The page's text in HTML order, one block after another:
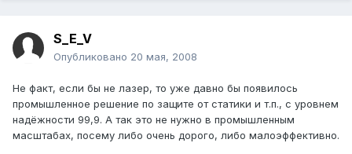
S_E_V
Опубликовано 20 мая, 2008
Не факт, если бы не лазер, то уже давно бы появилось
промышленное решение по защите от статики и т.п., с уровнем
надёжности 99,9. А так это не нужно в промышленным
масштабах, посему либо очень дорого, либо малоэффективно.